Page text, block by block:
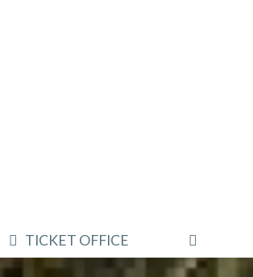
TICKET OFFICE